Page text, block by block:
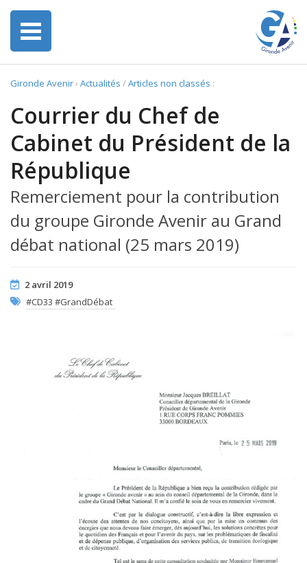
Gironde Avenir› Actualités /Articles non classés :
Courrier du Chef de
Cabinet du Président de la
République
Remerciement pour la contribution
du groupe Gironde Avenir au Grand
débat national (25 mars 2019)
2 avril 2019
#CD33 #GrandDébat